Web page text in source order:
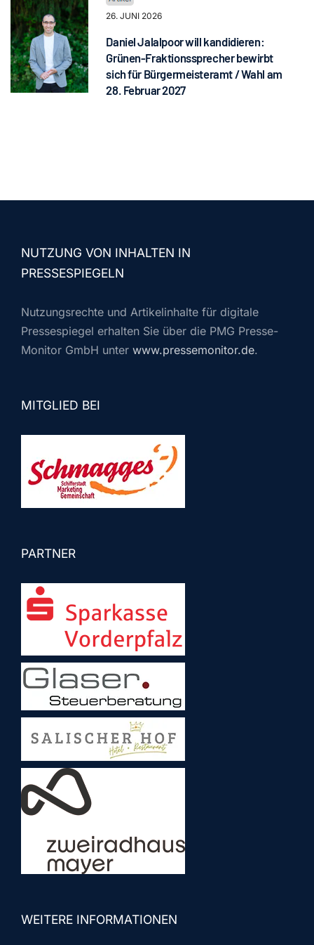
26. JUNI 2026
Daniel Jalalpoor will kandidieren:
Grünen-Fraktionssprecher bewirbt
sich für Bürgermeisteramt / Wahl am
28. Februar 2027
NUTZUNG VON INHALTEN IN
PRESSESPIEGELN
Nutzungsrechte und Artikelinhalte für digitale
Pressespiegel erhalten Sie über die PMG Presse-
Monitor GmbH unter www.pressemonitor.de.
MITGLIED BEI
PARTNER
WEITERE INFORMATIONEN